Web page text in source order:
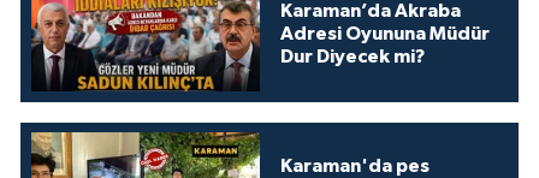
Karaman’da Akraba
Adresi Oyununa Müdür
Dur Diyecek mi?
Karaman'da pes